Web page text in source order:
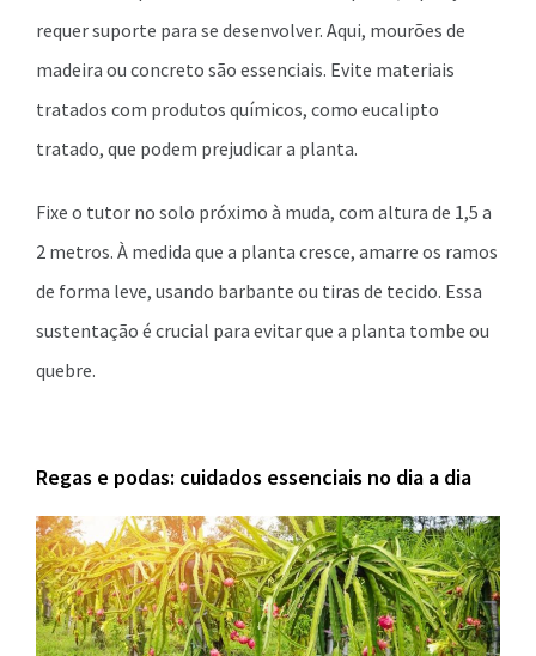
requer suporte para se desenvolver. Aqui, mourões de
madeira ou concreto são essenciais. Evite materiais
tratados com produtos químicos, como eucalipto
tratado, que podem prejudicar a planta.
Fixe o tutor no solo próximo à muda, com altura de 1,5 a
2 metros. À medida que a planta cresce, amarre os ramos
de forma leve, usando barbante ou tiras de tecido. Essa
sustentação é crucial para evitar que a planta tombe ou
quebre.
Regas e podas: cuidados essenciais no dia a dia